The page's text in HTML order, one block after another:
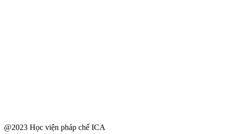
@2023 Học viện pháp chế ICA